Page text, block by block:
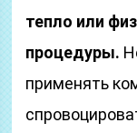
тепло или
процедуры.
применять